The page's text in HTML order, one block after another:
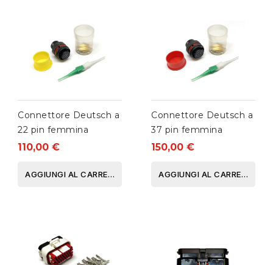
Connettore Deutsch a
22 pin femmina
110,00 €
AGGIUNGI AL CARRELLO
Connettore Deutsch a
37 pin femmina
150,00 €
AGGIUNGI AL CARRELLO